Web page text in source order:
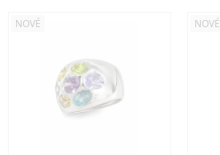
NOVÉ NOVÉ